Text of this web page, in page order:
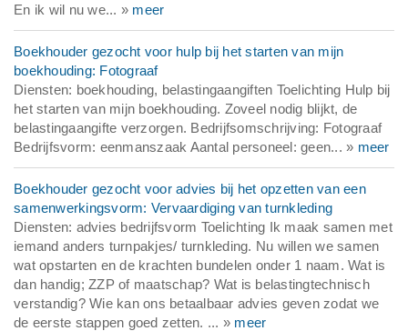
En ik wil nu we... » meer
Boekhouder gezocht voor hulp bij het starten van mijn
boekhouding: Fotograaf
Diensten: boekhouding, belastingaangiften Toelichting Hulp bij
het starten van mijn boekhouding. Zoveel nodig blijkt, de
belastingaangifte verzorgen. Bedrijfsomschrijving: Fotograaf
Bedrijfsvorm: eenmanszaak Aantal personeel: geen... » meer
Boekhouder gezocht voor advies bij het opzetten van een
samenwerkingsvorm: Vervaardiging van turnkleding
Diensten: advies bedrijfsvorm Toelichting Ik maak samen met
iemand anders turnpakjes/ turnkleding. Nu willen we samen
wat opstarten en de krachten bundelen onder 1 naam. Wat is
dan handig; ZZP of maatschap? Wat is belastingtechnisch
verstandig? Wie kan ons betaalbaar advies geven zodat we
de eerste stappen goed zetten. ... » meer